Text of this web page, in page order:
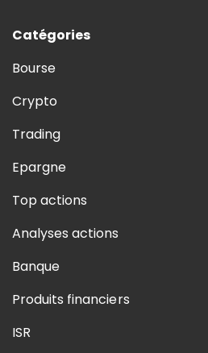
Catégories
Bourse
Crypto
Trading
Epargne
Top actions
Analyses actions
Banque
Produits financiers
ISR